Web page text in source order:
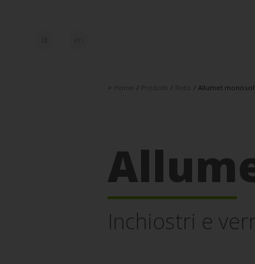
> Home / Prodotti / Roto / Allumet
Inchiostri e